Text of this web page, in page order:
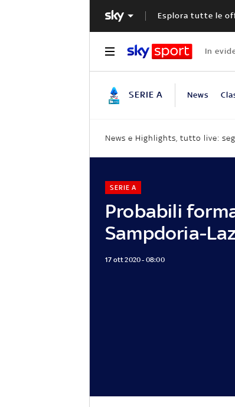
Esplora tutte le
In
SERIE A News
News e Highlights, tutto live:
Probabili
Sampdoria-
SERIE A
17 ott 2020 - 08:00